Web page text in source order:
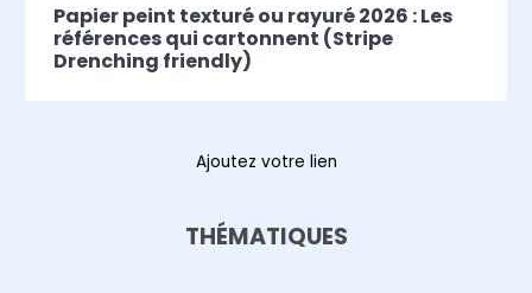
Papier peint texturé ou rayuré 2026 : Les
références qui cartonnent (Stripe
Drenching friendly)
Ajoutez votre lien
THÉMATIQUES